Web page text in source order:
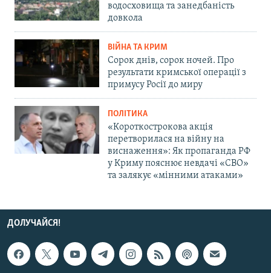
водосховища та занедбаність
довкола
ВІЙНА ТА КРИМ
Сорок днів, сорок ночей. Про
результати кримської операції з
примусу Росії до миру
ПОЛІТИКА
«Короткострокова акція
перетворилася на війну на
виснаження»: Як пропаганда РФ
у Криму пояснює невдачі «СВО»
та залякує «мінними атаками»
ДОЛУЧАЙСЯ!